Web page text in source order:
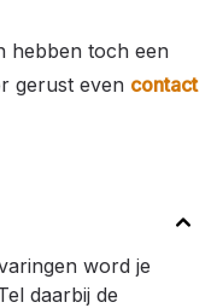
hebben toch een
gerust even contact
word je
daarbij de